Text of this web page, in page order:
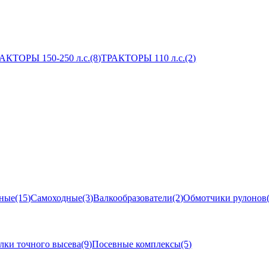
150-250 л.с.(8)ТРАКТОРЫ 110 л.с.(2)
(15)Самоходные(3)Валкообразователи(2)Обмотчики рулонов
точного высева(9)Посевные комплексы(5)